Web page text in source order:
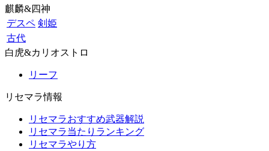
麒麟&四神
デスペ 剣姫
古代
白虎&カリオストロ
リーフ
リセマラ情報
リセマラおすすめ武器解説
リセマラ当たりランキング
リセマラやり方